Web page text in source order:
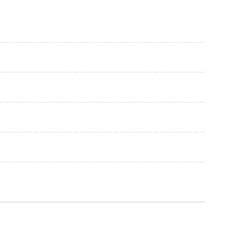
Biomedics 55 Evolution
20 Dk/t